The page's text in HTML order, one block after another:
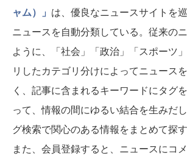
ャム）」 は、優良なニュースサイトを
ニュースを自動分類している。従来の
ように、「社会」「政治」「スポーツ
リしたカテゴリ分けによってニュース
く、記事に含まれるキーワードにタグ
って、情報の間にゆるい結合を生みだ
グ検索で関心のある情報をまとめて探す
また、会員登録すると、ニュースにコ